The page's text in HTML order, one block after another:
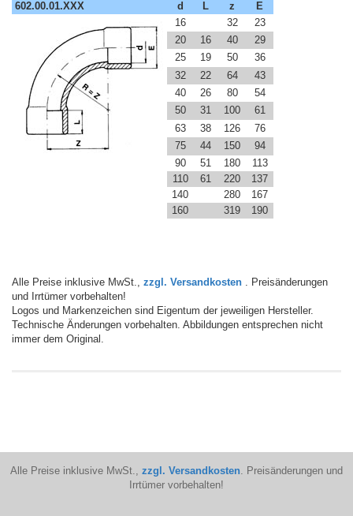
602.00.01.XXX d L z
E
16
32
23
20
16 40
29
25
19 50
36
32
22 64
43
40
26 80
54
50
31 100
61
63
38 126
76
75
44 150
94
90
51 180
113
110
61 220
137
140
280
167
160
319 190
Alle Preise inklusive MwSt., zzgl. Versandkosten . Preisänderungen
und Irrtümer vorbehalten!
Logos und Markenzeichen sind Eigentum der jeweiligen Hersteller.
Technische Änderungen vorbehalten. Abbildungen entsprechen nicht
immer dem Original.
Alle Preise inklusive MwSt., zzgl. Versandkosten. Preisänderungen und
Irrtümer vorbehalten!